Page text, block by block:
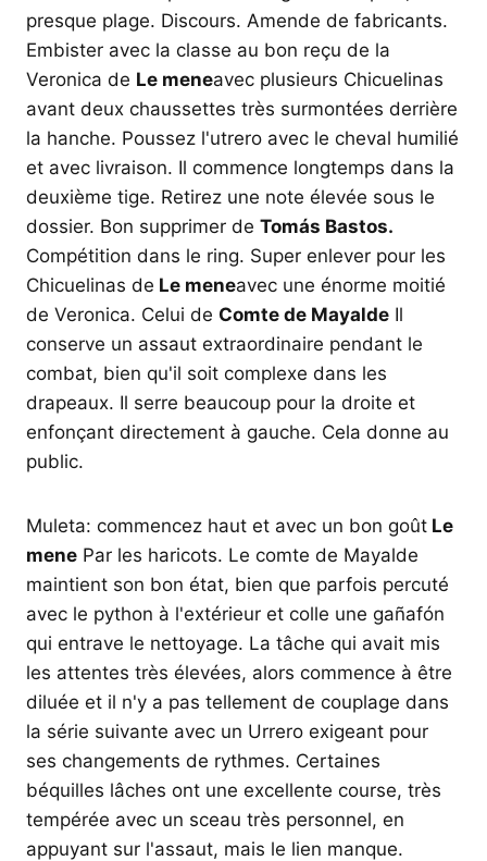
presque plage. Discours. Amende de fabricants.
Embister avec la classe au bon reçu de la
Veronica de Le meneavec plusieurs Chicuelinas
avant deux chaussettes très surmontées derrière
la hanche. Poussez l'utrero avec le cheval humilié
et avec livraison. Il commence longtemps dans la
deuxième tige. Retirez une note élevée sous le
dossier. Bon supprimer de Tomás Bastos.
Compétition dans le ring. Super enlever pour les
Chicuelinas de Le meneavec une énorme moitié
de Veronica. Celui de Comte de Mayalde Il
conserve un assaut extraordinaire pendant le
combat, bien qu'il soit complexe dans les
drapeaux. Il serre beaucoup pour la droite et
enfonçant directement à gauche. Cela donne au
public.
Muleta: commencez haut et avec un bon goût Le
mene Par les haricots. Le comte de Mayalde
maintient son bon état, bien que parfois percuté
avec le python à l'extérieur et colle une gañafón
qui entrave le nettoyage. La tâche qui avait mis
les attentes très élevées, alors commence à être
diluée et il n'y a pas tellement de couplage dans
la série suivante avec un Urrero exigeant pour
ses changements de rythmes. Certaines
béquilles lâches ont une excellente course, très
tempérée avec un sceau très personnel, en
appuyant sur l'assaut, mais le lien manque.